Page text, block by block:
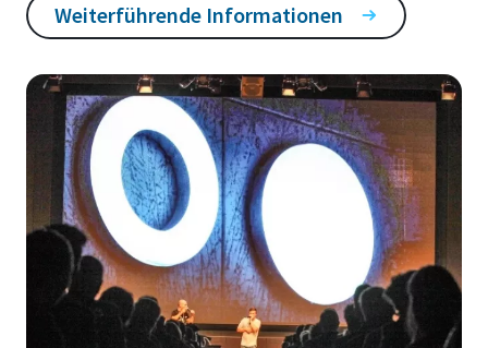
Weiterführende Informationen